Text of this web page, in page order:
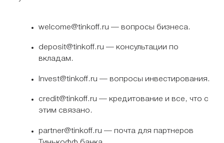
welcome@tinkoff.ru — вопросы бизнеса.
deposit@tinkoff.ru — консультации по
вкладам.
Invest@tinkoff.ru — вопросы инвестирования.
credit@tinkoff.ru — кредитование и все, что с
этим связано.
partner@tinkoff.ru — почта для партнеров